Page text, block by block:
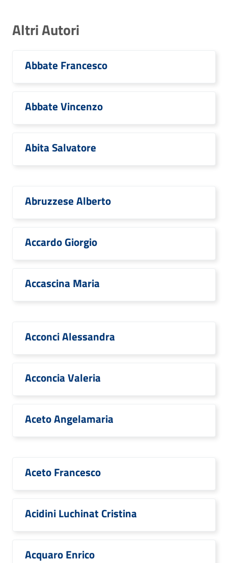
Altri Autori
Abbate Francesco
Abbate Vincenzo
Abita Salvatore
Abruzzese Alberto
Accardo Giorgio
Accascina Maria
Acconci Alessandra
Acconcia Valeria
Aceto Angelamaria
Aceto Francesco
Acidini Luchinat Cristina
Acquaro Enrico